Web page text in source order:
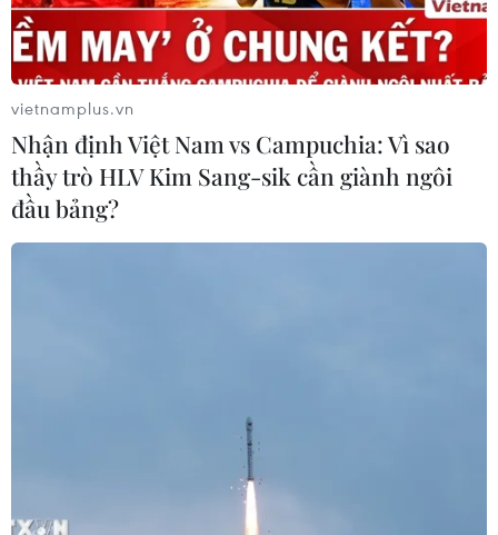
vietnamplus.vn
Nhận định Việt Nam vs Campuchia: Vì sao
thầy trò HLV Kim Sang-sik cần giành ngôi
đầu bảng?